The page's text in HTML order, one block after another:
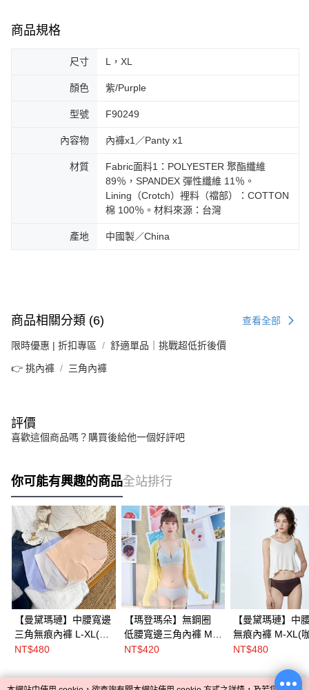
商品規格
尺寸 L，XL
顏色 紫/Purple
型號 F90249
內容物 內褲x1／Panty x1
材質
Fabric面料1：POLYESTER 聚酯纖維
89％，SPANDEX 彈性纖維 11％。
Lining（Crotch）裡料（襠部）：COTTON
棉 100％。材料來源：台灣
產地 中國製／China
商品相關分類 (6) 查看全部
限時優惠 | 折扣專區 舒適單品｜挑戰超低折後價
👉 挑內褲 三角內褲
評價
喜歡這個商品嗎？購買後給他一個好評吧
你可能有興趣的商品全站排行
【曼黛瑪璉】中腰寬邊
三角無痕內褲 L-XL(棕/
橘/紫)
NT$480
【瑪登瑪朵】無鋼圈
低腰寬邊三角內褲 M-
XXL(晨曦藍/天然灰/暮
NT$420
【曼黛瑪璉】中
無痕內褲 M-XL(
褐)
NT$480